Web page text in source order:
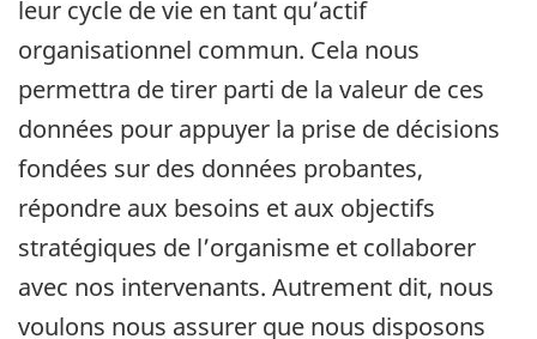
leur cycle de vie en tant qu’actif
organisationnel commun. Cela nous
permettra de tirer parti de la valeur de ces
données pour appuyer la prise de décisions
fondées sur des données probantes,
répondre aux besoins et aux objectifs
stratégiques de l’organisme et collaborer
avec nos intervenants. Autrement dit, nous
voulons nous assurer que nous disposons